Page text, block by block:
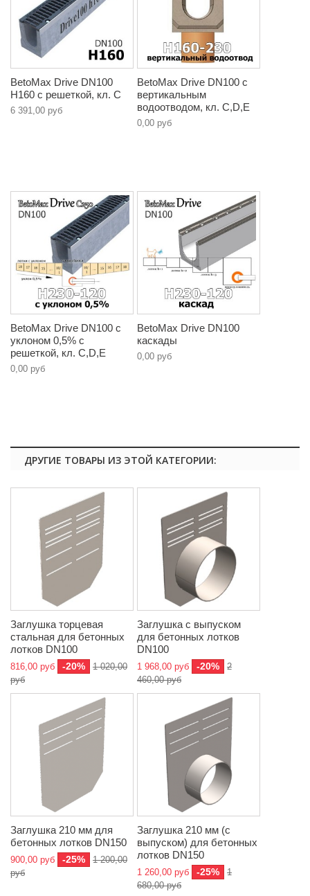
BetoMax Drive DN100
H160 с решеткой, кл. C
6 391,00 руб
BetoMax Drive DN100 с
вертикальным
водоотводом, кл. C,D,E
0,00 руб
BetoMax Drive DN100 с
уклоном 0,5% с
решеткой, кл. C,D,E
0,00 руб
BetoMax Drive DN100
каскады
0,00 руб
ДРУГИЕ ТОВАРЫ ИЗ ЭТОЙ КАТЕГОРИИ:
Заглушка торцевая
стальная для бетонных
лотков DN100
816,00 руб -20%
1 020,00
руб
Заглушка с выпуском
для бетонных лотков
DN100
1 968,00 руб -20%
2
460,00 руб
Заглушка 210 мм для
бетонных лотков DN150
900,00 руб -25%
1 200,00
руб
Заглушка 210 мм (с
выпуском) для бетонных
лотков DN150
1 260,00 руб -25%
1
680,00 руб